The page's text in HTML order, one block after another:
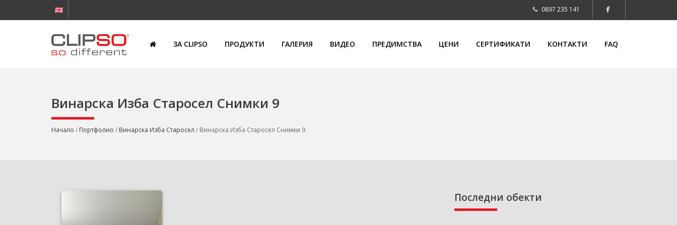
0897 235 141
ЗА CLIPSO ПРОДУКТИ ГАЛЕРИЯ ВИДЕО ПРЕДИМСТВА ЦЕНИ СЕРТИФИКАТИ КОНТАКТИ FAQ
Винарска Изба Старосел Снимки 9
Начало / Портфолио / Винарска Изба Старосел / Винарска Изба Старосел Снимки 9
Последни обекти